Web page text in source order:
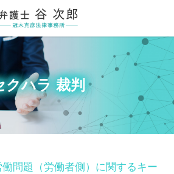
クハラ 裁判
働問題（労働者側）に関するキー